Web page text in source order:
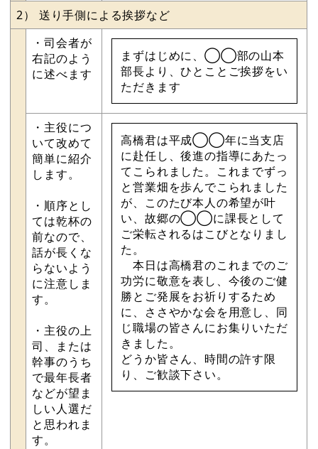
2） 送り手側による挨拶など
・司会者が
右記のよう
に述べます
まずはじめに、◯◯部の山本
部長より、ひとことご挨拶をい
ただきます
・主役につ
いて改めて
簡単に紹介
します。
・順序とし
ては乾杯の
前なので、
話が長くな
らないよう
に注意しま
す。
・主役の上
司、または
幹事のうち
で最年長者
などが望ま
しい人選だ
と思われま
す。
高橋君は平成◯◯年に当支店
に赴任し、後進の指導にあたっ
てこられました。これまでずっ
と営業畑を歩んでこられました
が、このたび本人の希望が叶
い、故郷の◯◯に課長として
ご栄転されるはこびとなりまし
た。
本日は高橋君のこれまでのご
功労に敬意を表し、今後のご健
勝とご発展をお祈りするため
に、ささやかな会を用意し、同
じ職場の皆さんにお集りいただ
きました。
どうか皆さん、時間の許す限
り、ご歓談下さい。